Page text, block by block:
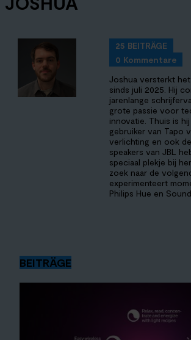
25 BEITRÄGE
0 Kommentare
Joshua versterkt
sinds juli 2025. Hij
jarenlange
grote passie voor
innovatie. Thuis is
gebruiker van Tapo
verlichting en ook
speakers van JBL
speciaal plekje bij
zoek naar de
experimenteert
Philips Hue en
BEITRÄGE